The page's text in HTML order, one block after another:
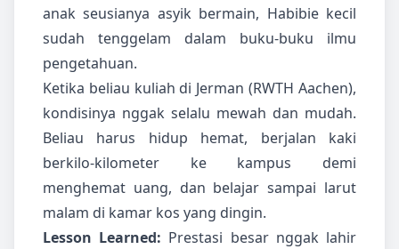
anak seusianya asyik bermain, Habibie kecil
sudah tenggelam dalam buku-buku ilmu
pengetahuan.
Ketika beliau kuliah di Jerman (RWTH Aachen),
kondisinya nggak selalu mewah dan mudah.
Beliau harus hidup hemat, berjalan kaki
berkilo-kilometer ke kampus demi
menghemat uang, dan belajar sampai larut
malam di kamar kos yang dingin.
Lesson Learned: Prestasi besar nggak lahir